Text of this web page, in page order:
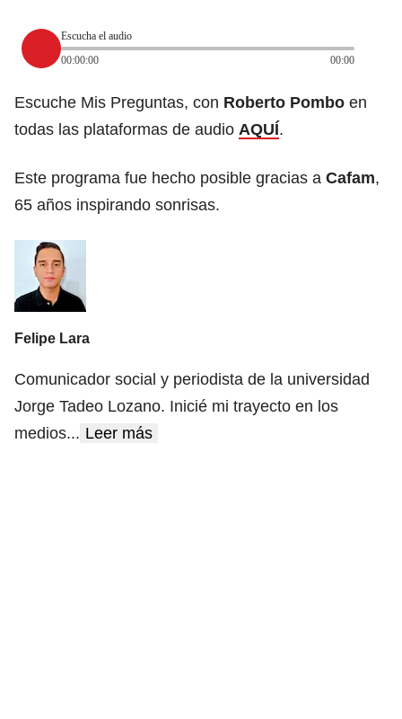
Escucha el audio
00:00:00
00:00
Escuche Mis Preguntas, con Roberto Pombo en
todas las plataformas de audio AQUÍ.
Este programa fue hecho posible gracias a Cafam,
65 años inspirando sonrisas.
Felipe Lara
Comunicador social y periodista de la universidad
Jorge Tadeo Lozano. Inicié mi trayecto en los
medios... Leer más